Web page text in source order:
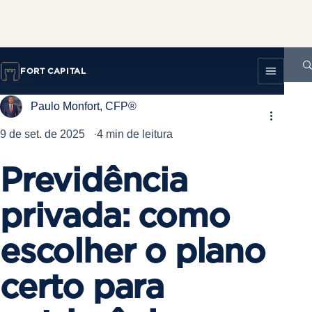
FORT CAPITAL
Post
Previdência
privada: como
escolher o plano
certo para
Paulo Monfort, CFP®
9 de set. de 2025 4 min de leitura